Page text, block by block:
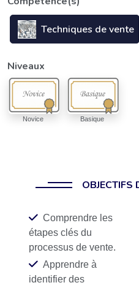
Techniques de vente
Niveaux
Novice Basique
OBJECTIFS
Comprendre les
étapes clés du
processus de vente.
Apprendre à
identifier des